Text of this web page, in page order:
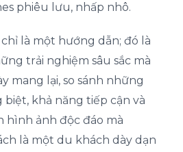
phiêu lưu, nhấp nhô.
là một hướng dẫn; đó là
trải nghiệm sâu sắc mà
mang lại, so sánh những
khả năng tiếp cận và
hình ảnh độc đáo mà
là một du khách dày dạn